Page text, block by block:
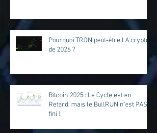
Pourquoi TRON peut-être LA crypto
de 2026 ?
Bitcoin 2025 : Le Cycle est en
Retard, mais le BullRUN n’est PAS
fini !